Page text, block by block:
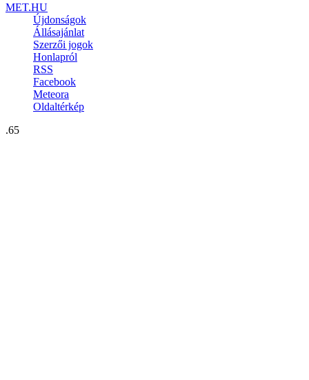
MET.HU
Újdonságok
Állásajánlat
Szerzői jogok
Honlapról
RSS
Facebook
Meteora
Oldaltérkép
.65